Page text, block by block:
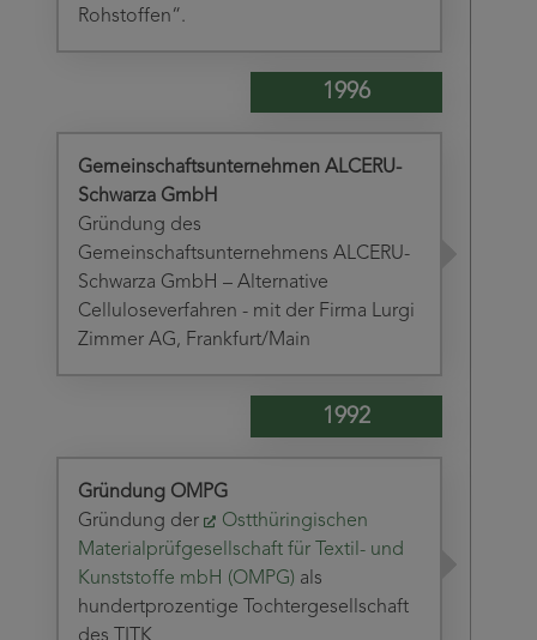
Rohstoffen“.
1996
Gemeinschaftsunternehmen ALCERU-
Schwarza GmbH
Gründung des
Gemeinschaftsunternehmens ALCERU-
Schwarza GmbH – Alternative
Celluloseverfahren - mit der Firma Lurgi
Zimmer AG, Frankfurt/Main
1992
Gründung OMPG
Gründung der
Ostthüringischen
Materialprüfgesellschaft für Textil- und
Kunststoffe mbH (OMPG) als
hundertprozentige Tochtergesellschaft
des TITK